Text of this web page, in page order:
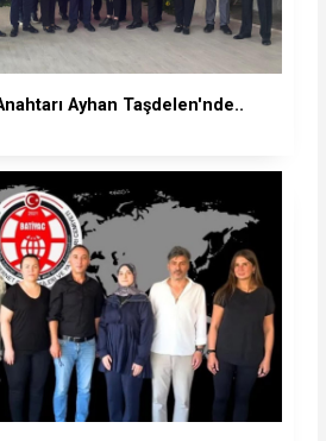
Ayhan Taşdelen'nde..